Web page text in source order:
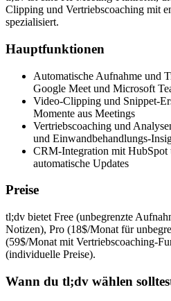
Clipping und Vertriebscoaching mit
spezialisiert.
Hauptfunktionen
Automatische Aufnahme und
Google Meet und Microsoft
Video-Clipping und Snippet-
Momente aus Meetings
Vertriebscoaching und
und Einwandbehandlungs-
CRM-Integration mit HubSpot
automatische Updates
Preise
tl;dv bietet Free (unbegrenzte
Notizen), Pro (18$/Monat für
(59$/Monat mit Vertriebscoaching-
(individuelle Preise).
Wann du tl;dv wählen